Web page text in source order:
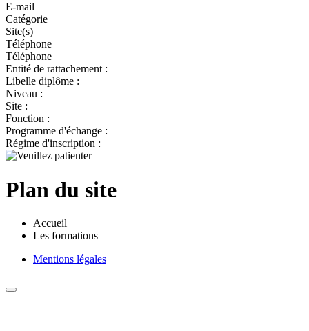
E-mail
Catégorie
Site(s)
Téléphone
Téléphone
Entité de rattachement :
Libelle diplôme :
Niveau :
Site :
Fonction :
Programme d'échange :
Régime d'inscription :
Plan du site
Accueil
Les formations
Mentions légales